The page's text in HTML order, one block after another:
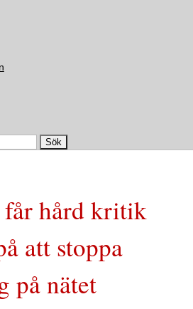
får hård kritik
att stoppa
på nätet